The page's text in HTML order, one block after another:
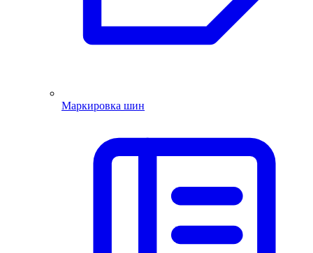
Маркировка шин